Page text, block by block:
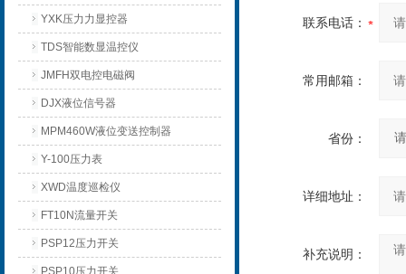
YXK压力力显控器
TDS智能数显温控仪
JMFH双电控电磁阀
DJX液位信号器
MPM460W液位变送控制器
Y-100压力表
XWD温度巡检仪
FT10N流量开关
PSP12压力开关
PSP10压力开关
联系电话：
常用邮箱：
省份：
详细地址：
补充说明：